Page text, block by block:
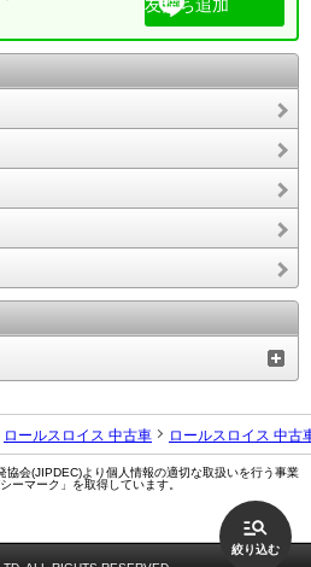
絞り込む
友だち追加
ロールスロイス 中古車 ロールスロイス 中古
協会(JIPDEC)より個人情報の適切な取扱いを行う事業
ーマーク」を取得しています。